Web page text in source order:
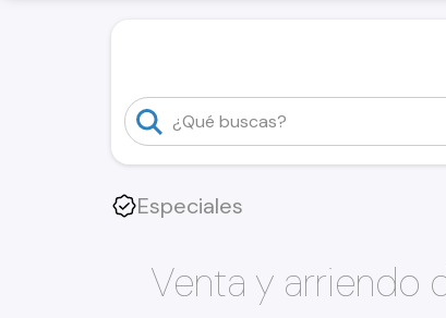
Especiales
Venta y arriendo